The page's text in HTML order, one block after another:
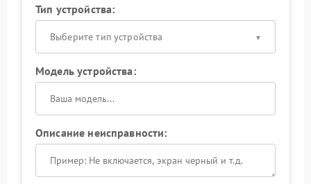
Тип устройства:
Выберите тип устройства
Модель устройства:
Описание неисправности: